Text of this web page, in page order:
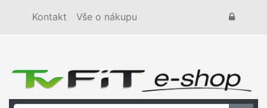
Kontakt Vše o nákupu